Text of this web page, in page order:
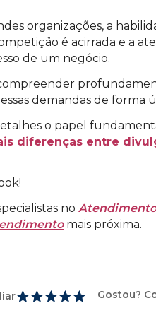
organizações, a
é acirrada e a
de um negócio.
demandas de forma
o papel
diferenças entre
no
mais próxima.
Gostou?